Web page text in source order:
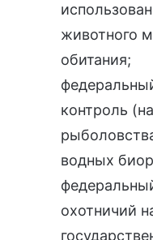
животного
обитания;
контроль
водных
охотничий